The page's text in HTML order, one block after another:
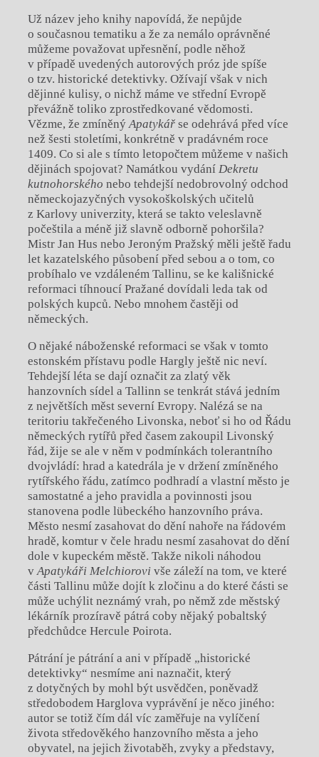
Už název jeho knihy napovídá, že nepůjde
o současnou tematiku a že za nemálo oprávněné
můžeme považovat upřesnění, podle něhož
v případě uvedených autorových próz jde spíše
o tzv. historické detektivky. Ožívají však v nich
dějinné kulisy, o nichž máme ve střední Evropě
převážně toliko zprostředkované vědomosti.
Vězme, že zmíněnýApatykářse odehrává před více
než šesti stoletími, konkrétně v pradávném roce
1409. Co si ale s tímto letopočtem můžeme v našich
dějinách spojovat? Namátkou vydání Dekretu
kutnohorského nebo tehdejší nedobrovolný odchod
německojazyčných vysokoškolských učitelů
z Karlovy univerzity, která se takto veleslavně
počeštila a méně již slavně odborně pohoršila?
Mistr Jan Hus nebo Jeroným Pražský měli ještě řadu
let kazatelského působení před sebou a o tom, co
probíhalo ve vzdáleném Tallinu, se ke kališnické
reformaci tíhnoucí Pražané dovídali leda tak od
polských kupců. Nebo mnohem častěji od
německých.
O nějaké náboženské reformaci se však v tomto
estonském přístavu podle Hargly ještě nic neví.
Tehdejší léta se dají označit za zlatý věk
hanzovních sídel a Tallinn se tenkrát stává jedním
z největších měst severní Evropy. Nalézá se na
teritoriu takřečeného Livonska, neboť si ho od Řádu
německých rytířů před časem zakoupil Livonský
řád, žije se ale v něm v podmínkách tolerantního
dvojvládí: hrad a katedrála je v držení zmíněného
rytířského řádu, zatímco podhradí a vlastní město je
samostatné a jeho pravidla a povinnosti jsou
stanovena podle lübeckého hanzovního práva.
Město nesmí zasahovat do dění nahoře na řádovém
hradě, komtur v čele hradu nesmí zasahovat do dění
dole v kupeckém městě. Takže nikoli náhodou
vApatykáři Melchiorovi vše záleží na tom, ve které
části Tallinu může dojít k zločinu a do které části se
může uchýlit neznámý vrah, po němž zde městský
lékárník prozíravě pátrá coby nějaký pobaltský
předchůdce Hercule Poirota.
Pátrání je pátrání a ani v případě „historické
detektivky“ nesmíme ani naznačit, který
z dotyčných by mohl být usvědčen, poněvadž
středobodem Harglova vyprávění je něco jiného:
autor se totiž čím dál víc zaměřuje na vylíčení
života středověkého hanzovního města a jeho
obyvatel, na jejich životaběh, zvyky a představy,